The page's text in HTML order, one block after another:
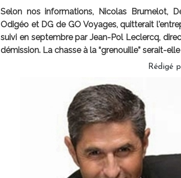
Selon nos informations, Nicolas Brumelot,
Odigéo et DG de GO Voyages, quitterait
suivi en septembre par Jean-Pol Leclercq,
démission. La chasse à la “grenouille” serait-
Rédigé